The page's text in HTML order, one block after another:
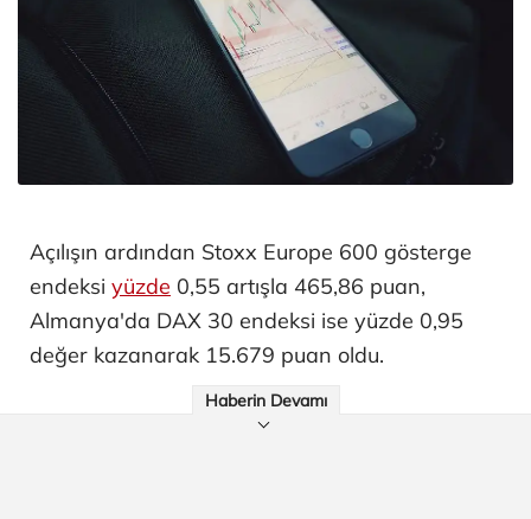
Açılışın ardından Stoxx Europe 600 gösterge
endeksi yüzde 0,55 artışla 465,86 puan,
Almanya'da DAX 30 endeksi ise yüzde 0,95
değer kazanarak 15.679 puan oldu.
Haberin Devamı